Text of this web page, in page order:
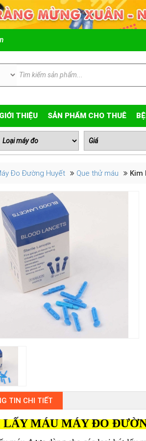
GIỚI THIỆU SẢN PHẨM CHO THUÊ
Đo Đường Huyết Que thử máu Kim
TIN CHI TIẾT
MÁU MÁY ĐO